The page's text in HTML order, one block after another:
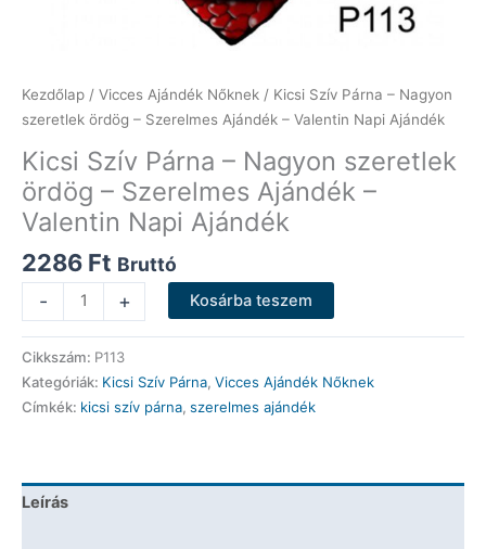
Kezdőlap / Vicces Ajándék Nőknek / Kicsi Szív Párna – Nagyon
szeretlek ördög – Szerelmes Ajándék – Valentin Napi Ajándék
Kicsi Szív Párna – Nagyon szeretlek
ördög – Szerelmes Ajándék –
Valentin Napi Ajándék
2286 Ft Bruttó
-
Szív
Párna
-
Nagyon
szeretlek
Szerelmes
+ Kosárba teszem
Cikkszám: P113
Kategóriák: Kicsi Szív Párna, Vicces Ajándék Nőknek
Címkék: kicsi szív párna, szerelmes ajándék
Leírás